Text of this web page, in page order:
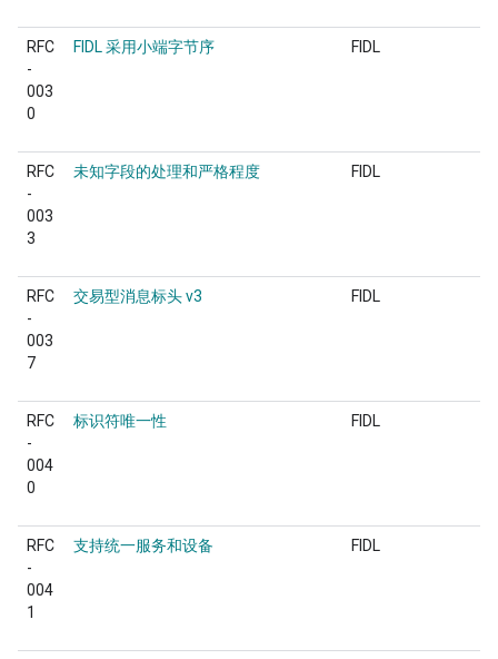
RFC
-
003
0
FIDL 采用小端字节序 FIDL
RFC
-
003
3
未知字段的处理和严格程度 FIDL
RFC
-
003
7
交易型消息标头 v3 FIDL
RFC
-
004
0
标识符唯一性 FIDL
RFC
-
004
1
支持统一服务和设备 FIDL